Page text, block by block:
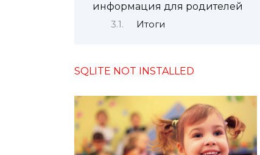
информация для родителей
Итоги
SQLITE NOT INSTALLED